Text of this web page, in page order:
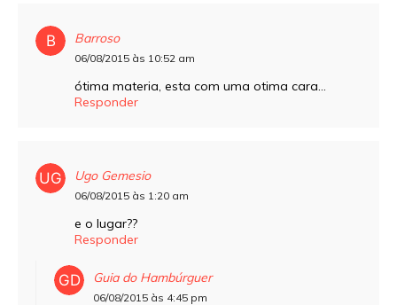
Barroso
06/08/2015 às 10:52 am
ótima materia, esta com uma otima cara…
Responder
Ugo Gemesio
06/08/2015 às 1:20 am
e o lugar??
Responder
Guia do Hambúrguer
06/08/2015 às 4:45 pm